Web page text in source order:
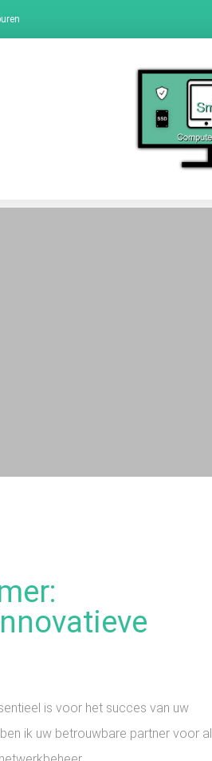
u zorgeloos kunt
uw apparaten
een afspraak
is voor het succes van uw
ik uw betrouwbare partner voor al